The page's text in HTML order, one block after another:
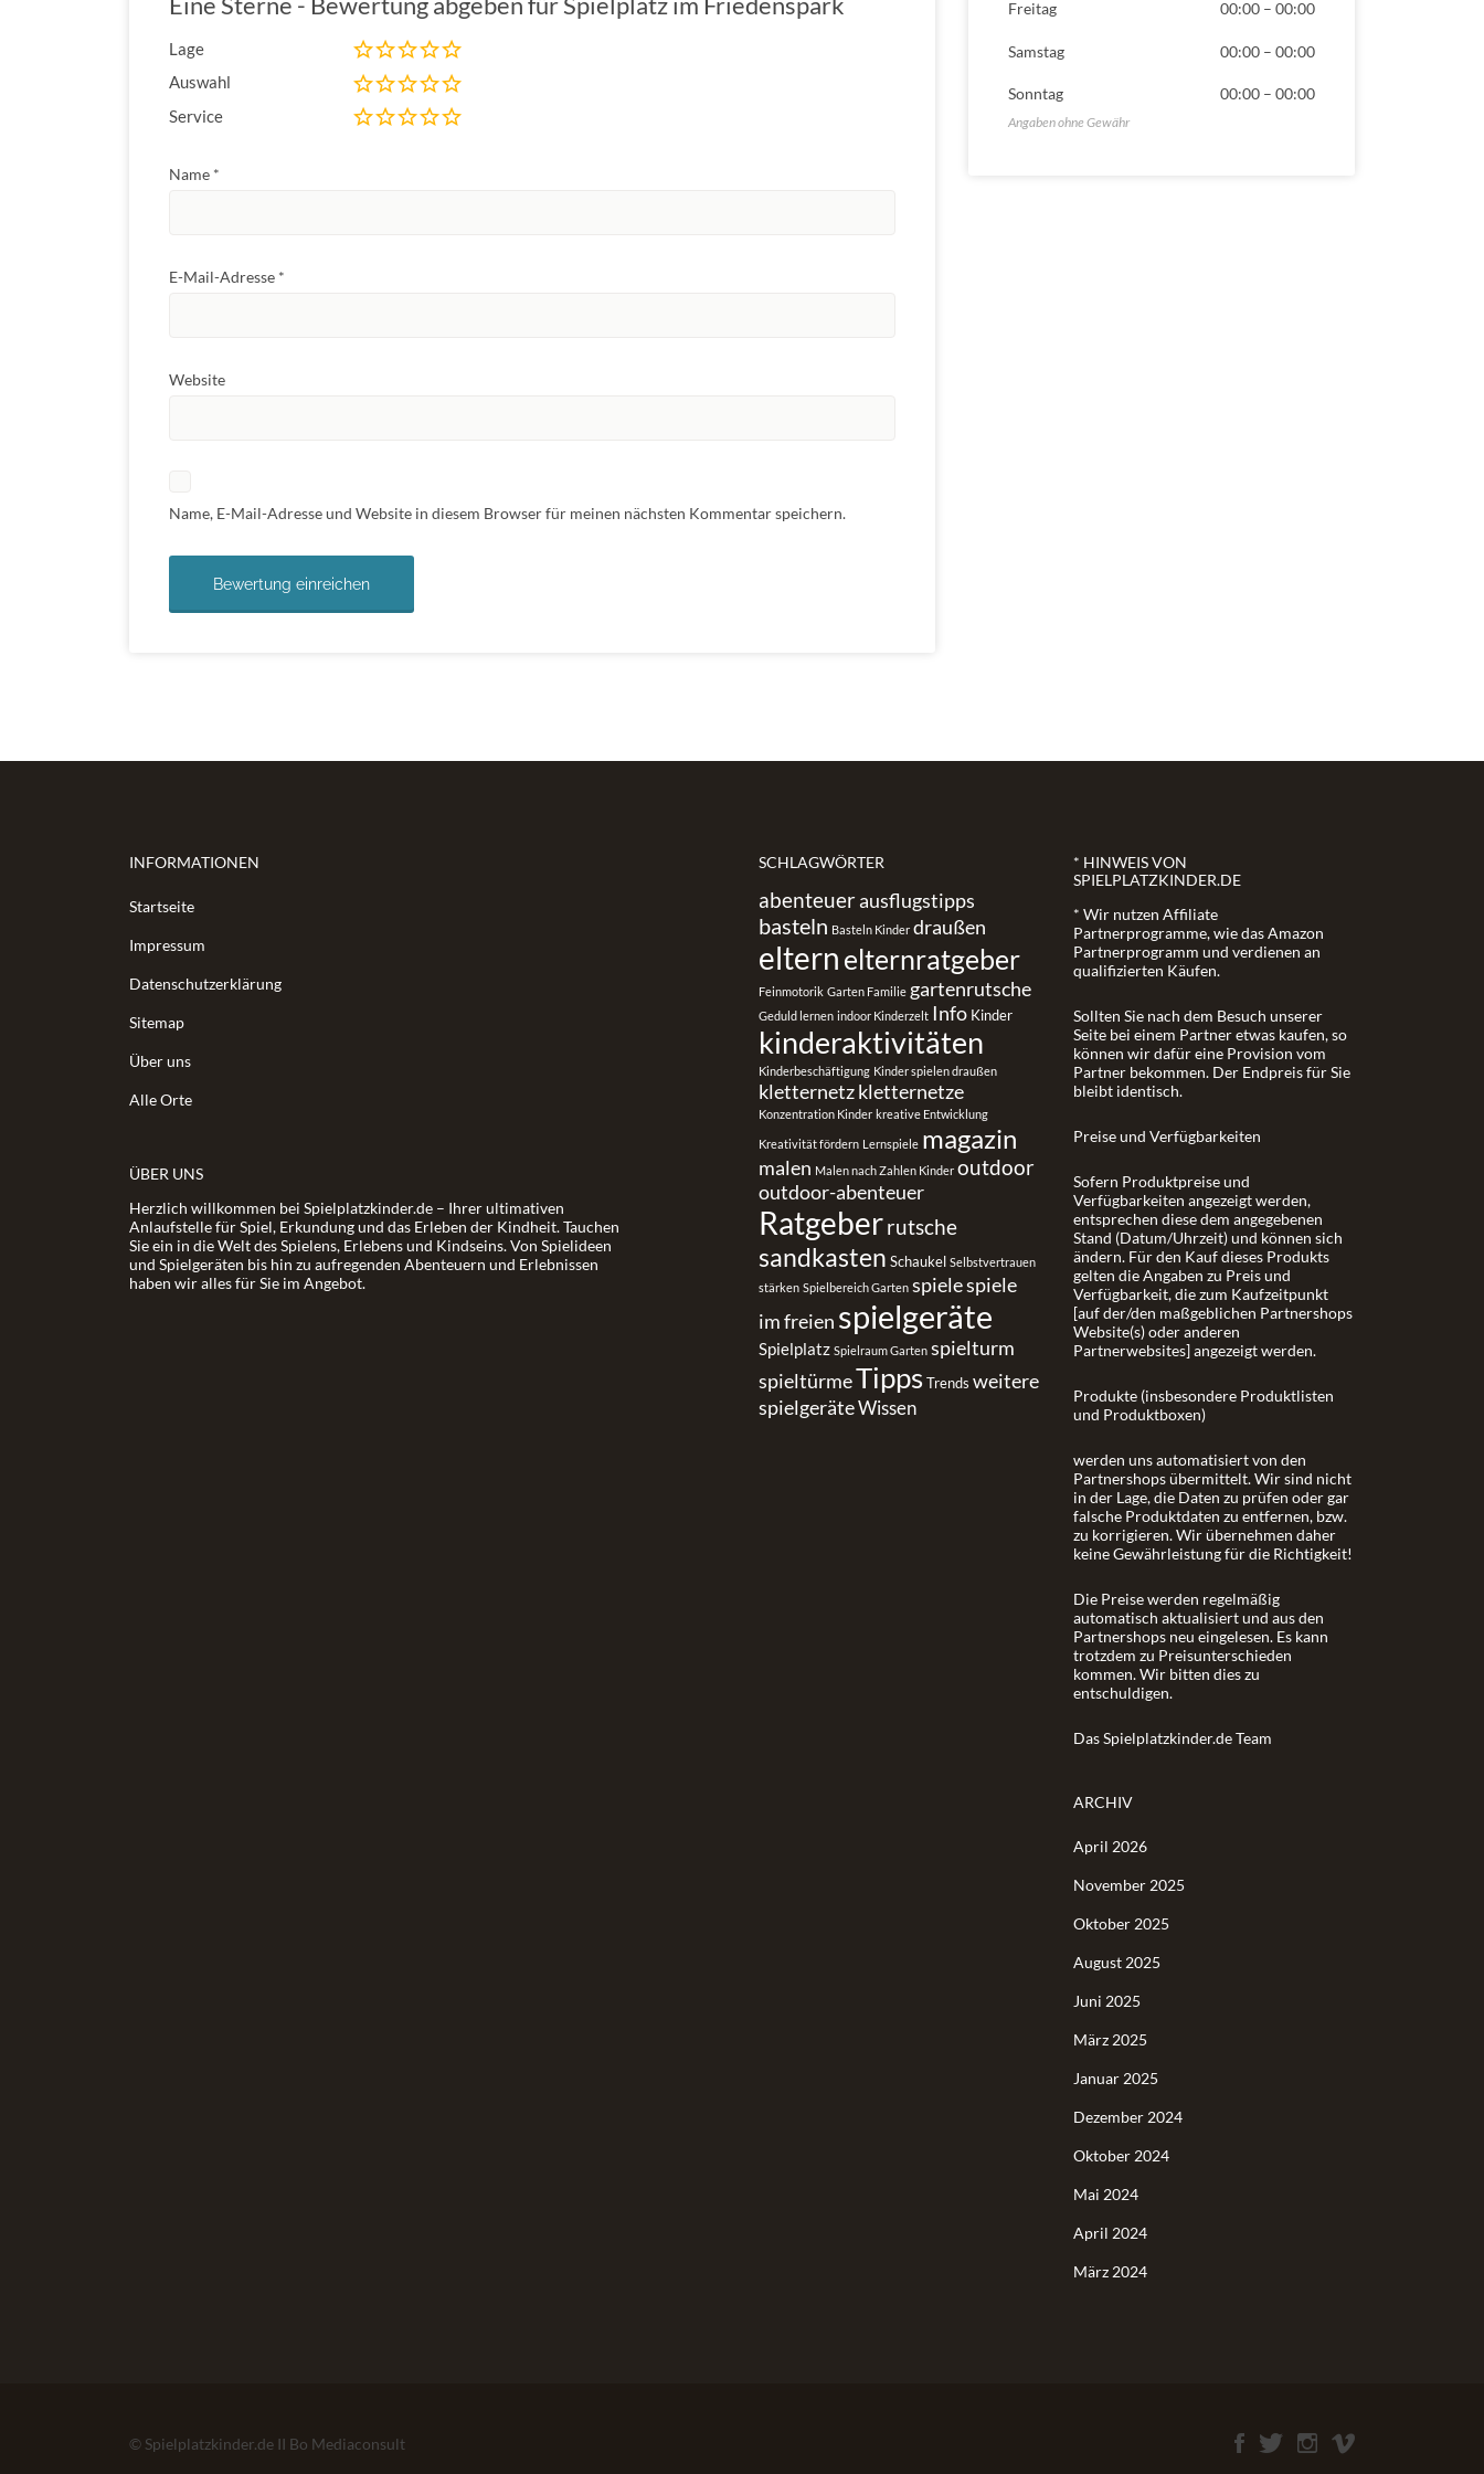
Lage
Auswahl
Service
Name *
E-Mail-Adresse *
Website
Name, E-Mail-Adresse und Website in diesem Browser für meinen nächsten Kommentar speichern.
Freitag 00:00 – 00:00
Samstag 00:00 – 00:00
Sonntag 00:00 – 00:00
INFORMATIONEN
Startseite
Impressum
Datenschutzerklärung
Sitemap
Über uns
Alle Orte
ÜBER UNS
Herzlich willkommen bei Spielplatzkinder.de – Ihrer ultimativen
Anlaufstelle für Spiel, Erkundung und das Erleben der Kindheit. Tauchen
Sie ein in die Welt des Spielens, Erlebens und Kindseins. Von Spielideen
und Spielgeräten bis hin zu aufregenden Abenteuern und Erlebnissen
haben wir alles für Sie im Angebot.
SCHLAGWÖRTER
abenteuerausflugstipps
basteln Basteln Kinder draußen
eltern elternratgeber
Feinmotorik Garten Familie gartenrutsche
Geduld lernen indoor Kinderzelt Info Kinder
kinderaktivitäten
Kinderbeschäftigung Kinder spielen draußen
kletternetzkletternetze
Konzentration Kinder kreative Entwicklung
Kreativität fördern Lernspiele magazin
malen Malen nach Zahlen Kinder outdoor
outdoor-abenteuer
Ratgeberrutsche
sandkasten Schaukel Selbstvertrauen
stärken Spielbereich Garten spielespiele
im freien spielgeräte
Spielplatz Spielraum Garten spielturm
spieltürmeTippsTrends weitere
spielgeräteWissen
* HINWEIS VON
SPIELPLATZKINDER.DE
* Wir nutzen Affiliate
Partnerprogramme, wie das Amazon
Partnerprogramm und verdienen an
qualifizierten Käufen.
Sollten Sie nach dem Besuch unserer
Seite bei einem Partner etwas kaufen, so
können wir dafür eine Provision vom
Partner bekommen. Der Endpreis für Sie
bleibt identisch.
Preise und Verfügbarkeiten
Sofern Produktpreise und
Verfügbarkeiten angezeigt werden,
entsprechen diese dem angegebenen
Stand (Datum/Uhrzeit) und können sich
ändern. Für den Kauf dieses Produkts
gelten die Angaben zu Preis und
Verfügbarkeit, die zum Kaufzeitpunkt
[auf der/den maßgeblichen Partnershops
Website(s) oder anderen
Partnerwebsites] angezeigt werden.
Produkte (insbesondere Produktlisten
und Produktboxen)
werden uns automatisiert von den
Partnershops übermittelt. Wir sind nicht
in der Lage, die Daten zu prüfen oder gar
falsche Produktdaten zu entfernen, bzw.
zu korrigieren. Wir übernehmen daher
keine Gewährleistung für die Richtigkeit!
Die Preise werden regelmäßig
automatisch aktualisiert und aus den
Partnershops neu eingelesen. Es kann
trotzdem zu Preisunterschieden
kommen. Wir bitten dies zu
entschuldigen.
Das Spielplatzkinder.de Team
ARCHIV
April 2026
November 2025
Oktober 2025
August 2025
Juni 2025
März 2025
Januar 2025
Dezember 2024
Oktober 2024
Mai 2024
April 2024
März 2024
© Spielplatzkinder.de II Bo Mediaconsult